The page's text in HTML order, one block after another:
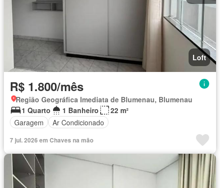
Loft
R$ 1.800/mês
Região Geográfica Imediata de Blumenau, Blumenau
1 Quarto
1 Banheiro
22 m²
Garagem
Ar Condicionado
7 jul. 2026 em Chaves na mão